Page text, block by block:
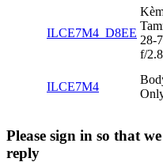
ILCE7M4_D8EE
28-
f/
ILCE7M4
Please sign in so that
reply